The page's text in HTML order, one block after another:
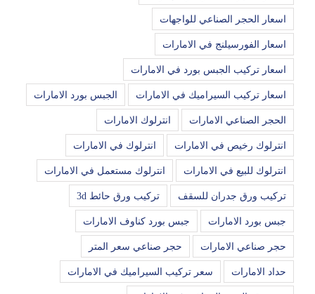
اسعار الحجر الصناعي للواجهات
اسعار الفورسيلنج في الامارات
اسعار تركيب الجبس بورد في الامارات
اسعار تركيب السيراميك في الامارات الجبس بورد الامارات
الحجر الصناعي الامارات انترلوك الامارات
انترلوك رخيص في الامارات انترلوك في الامارات
انترلوك للبيع في الامارات انترلوك مستعمل في الامارات
تركيب ورق جدران للسقف تركيب ورق حائط 3d
جبس بورد الامارات جبس بورد كناوف الامارات
حجر صناعي الامارات حجر صناعي سعر المتر
حداد الامارات سعر تركيب السيراميك في الامارات